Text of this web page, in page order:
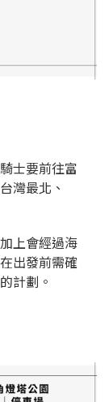
騎士要前往富
灣最北、
上會經過海
出發前需確
計劃。